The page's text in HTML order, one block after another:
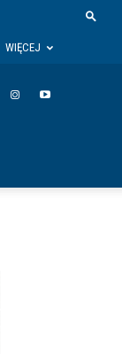
WIĘCEJ